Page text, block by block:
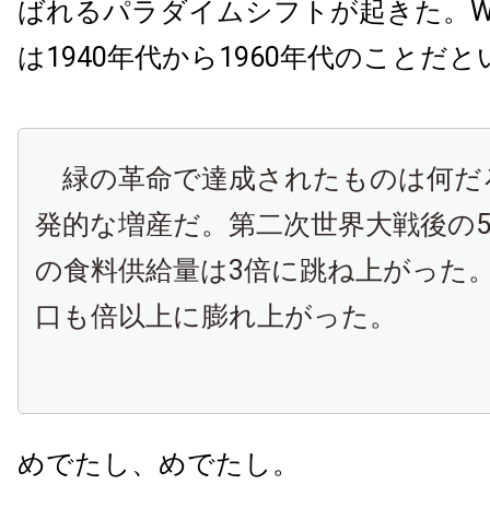
ばれるパラダイムシフトが起きた。
は1940年代から1960年代のことだと
緑の革命で達成されたものは何
発的な増産だ。第二次世界大戦後の
の食料供給量は3倍に跳ね上がった
口も倍以上に膨れ上がった。
めでたし、めでたし。